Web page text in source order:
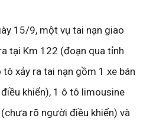
15/9, một vụ tai nạn giao
tại Km 122 (đoạn qua tỉnh
tô xảy ra tai nạn gồm 1 xe bán
khiển), 1 ô tô limousine
rõ người điều khiển) và